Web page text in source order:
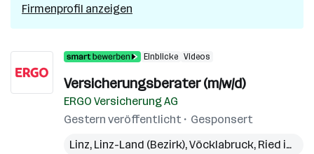
Firmenprofil anzeigen
Einblicke Videos
Versicherungsberater (m/w/d)
ERGO Versicherung AG
Gestern veröffentlicht
Gesponsert
Linz, Linz-Land (Bezirk),Vöcklabruck, Ried im Innkreis